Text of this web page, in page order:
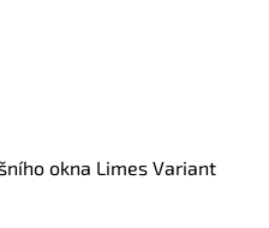
okna Limes Variant